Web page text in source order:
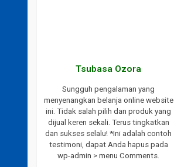
Tsubasa Ozora
Sungguh pengalaman yang
menyenangkan belanja online website
ini. Tidak salah pilih dan produk yang
dijual keren sekali. Terus tingkatkan
dan sukses selalu! *Ini adalah contoh
testimoni, dapat Anda hapus pada
wp-admin > menu Comments.